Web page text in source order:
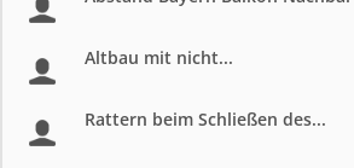
Altbau mit nicht...
Rattern beim Schließen des...